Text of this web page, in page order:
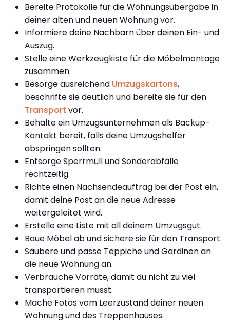
Bereite Protokolle für die Wohnungsübergabe in
deiner alten und neuen Wohnung vor.
Informiere deine Nachbarn über deinen Ein- und
Auszug.
Stelle eine Werkzeugkiste für die Möbelmontage
zusammen.
Besorge ausreichend Umzugskartons,
beschrifte sie deutlich und bereite sie für den
Transport vor.
Behalte ein Umzugsunternehmen als Backup-
Kontakt bereit, falls deine Umzugshelfer
abspringen sollten.
Entsorge Sperrmüll und Sonderabfälle
rechtzeitig.
Richte einen Nachsendeauftrag bei der Post ein,
damit deine Post an die neue Adresse
weitergeleitet wird.
Erstelle eine Liste mit all deinem Umzugsgut.
Baue Möbel ab und sichere sie für den Transport.
Säubere und passe Teppiche und Gardinen an
die neue Wohnung an.
Verbrauche Vorräte, damit du nicht zu viel
transportieren musst.
Mache Fotos vom Leerzustand deiner neuen
Wohnung und des Treppenhauses.